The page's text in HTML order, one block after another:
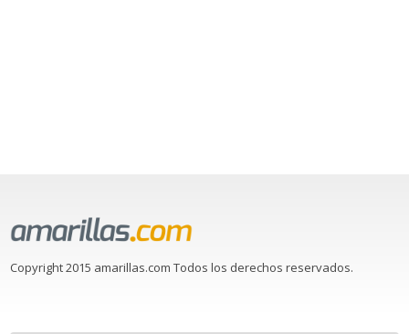
Copyright 2015 amarillas.com Todos los derechos reservados.